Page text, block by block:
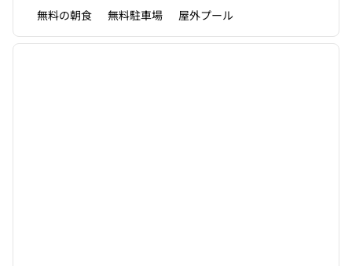
無料の朝食 無料駐車場 屋外プール
1/12
1/12
次の